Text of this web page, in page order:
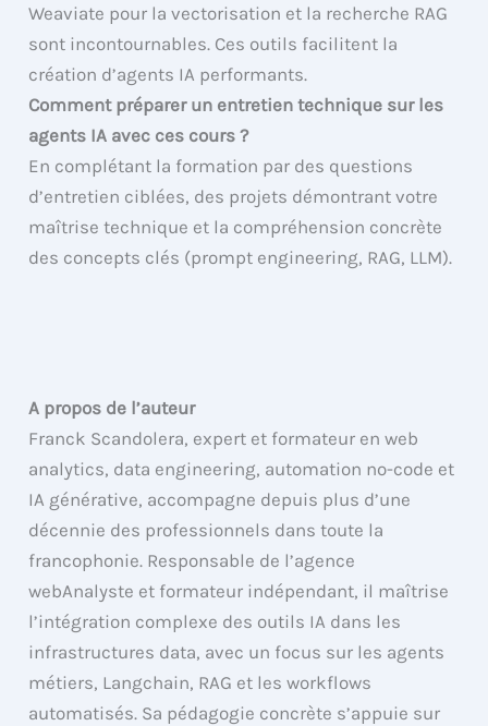
Weaviate pour la vectorisation et la recherche RAG
sont incontournables. Ces outils facilitent la
création d’agents IA performants.
Comment préparer un entretien technique sur les
agents IA avec ces cours ?
En complétant la formation par des questions
d’entretien ciblées, des projets démontrant votre
maîtrise technique et la compréhension concrète
des concepts clés (prompt engineering, RAG, LLM).
A propos de l’auteur
Franck Scandolera, expert et formateur en web
analytics, data engineering, automation no-code et
IA générative, accompagne depuis plus d’une
décennie des professionnels dans toute la
francophonie. Responsable de l’agence
webAnalyste et formateur indépendant, il maîtrise
l’intégration complexe des outils IA dans les
infrastructures data, avec un focus sur les agents
métiers, Langchain, RAG et les workflows
automatisés. Sa pédagogie concrète s’appuie sur